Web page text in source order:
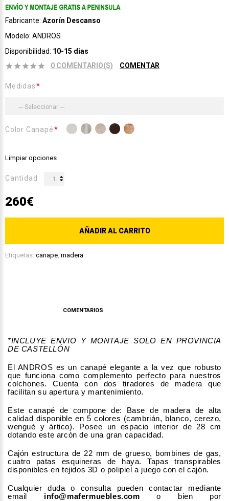
Fabricante: Azorín Descanso
Modelo: ANDROS
Disponibilidad: 10-15 dias
0 COMENTARIO(S)
COMENTAR
Medidas
Color Canapé
Limpiar opciones
Cantidad
260€
AÑADIR AL CARRITO
Etiquetas: canape, madera
COMENTARIOS
*INCLUYE ENVIO Y MONTAJE SOLO EN PROVINCIA
DE CASTELLÓN
El ANDROS es un canapé elegante a la vez que robusto
que funciona como complemento perfecto para nuestros
colchones. Cuenta con dos tiradores de madera que
facilitan su apertura y mantenimiento.
Este canapé de compone de: Base de madera de alta
calidad disponible en 5 colores (cambrián, blanco, cerezo,
wengué y ártico). Posee un espacio interior de 28 cm
dotando este arcón de una gran capacidad.
Cajón estructura de 22 mm de grueso, bombines de gas,
cuatro patas esquineras de haya. Tapas transpirables
disponibles en tejidos 3D o polipiel a juego con el cajón.
Cualquier duda o consulta pueden contactar mediante
email info@mafermuebles.com o bien por